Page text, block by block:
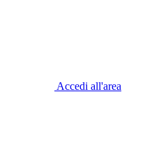
Accedi all'area